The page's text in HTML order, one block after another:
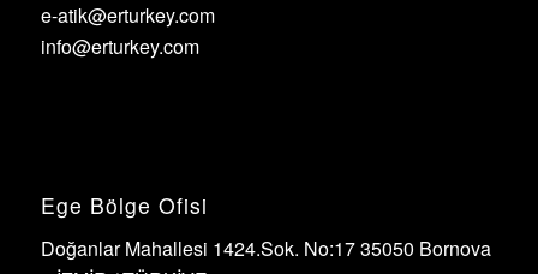
e-atik@erturkey.com
info@erturkey.com
Ege Bölge Ofisi
Doğanlar Mahallesi 1424.Sok. No:17 35050 Bornova